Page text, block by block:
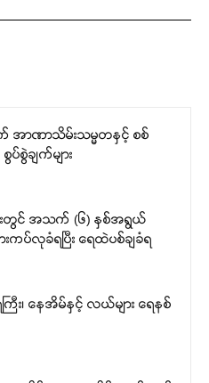
အာဏာသိမ်းသမ္မတနှင့် စစ်
ပ်စွဲချက်များ
းတွင် အသက် (၆) နှစ်အရွယ်
ကပ်လုခံရပြီး ရေထဲပစ်ချခံရ
ကြီး၊ နေအိမ်နှင့် လယ်များ ရေနစ်